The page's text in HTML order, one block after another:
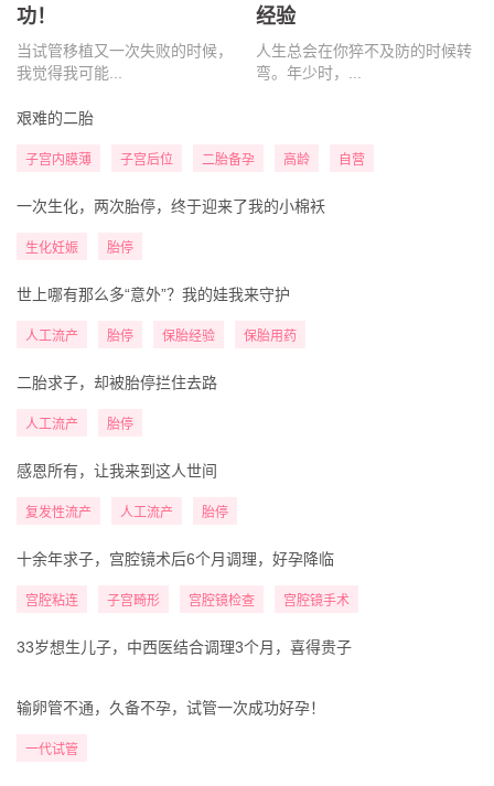
功！
当试管移植又一次失败的时候，
我觉得我可能...
经验
人生总会在你猝不及防的时候转
弯。年少时，...
艰难的二胎
子宫内膜薄 子宫后位 二胎备孕 高龄 自营
一次生化，两次胎停，终于迎来了我的小棉袄
生化妊娠 胎停
世上哪有那么多“意外”？我的娃我来守护
人工流产 胎停 保胎经验 保胎用药
二胎求子，却被胎停拦住去路
人工流产 胎停
感恩所有，让我来到这人世间
复发性流产 人工流产 胎停
十余年求子，宫腔镜术后6个月调理，好孕降临
宫腔粘连 子宫畸形 宫腔镜检查 宫腔镜手术
33岁想生儿子，中西医结合调理3个月，喜得贵子
输卵管不通，久备不孕，试管一次成功好孕！
一代试管